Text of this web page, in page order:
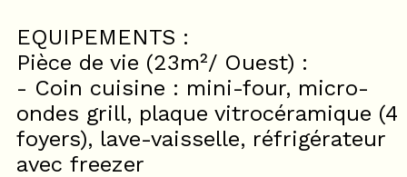
EQUIPEMENTS :
Pièce de vie (23m²/ Ouest) :
- Coin cuisine : mini-four, micro-
ondes grill, plaque vitrocéramique (4
foyers), lave-vaisselle, réfrigérateur
avec freezer